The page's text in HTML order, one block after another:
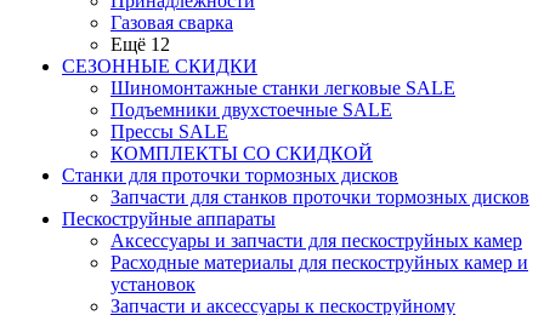
Газовая сварка
Ещё 12
СЕЗОННЫЕ СКИДКИ
Шиномонтажные станки легковые SALE
Подъемники двухстоечные SALE
Прессы SALE
КОМПЛЕКТЫ СО СКИДКОЙ
Станки для проточки тормозных дисков
Запчасти для станков проточки тормозных дисков
Пескоструйные аппараты
Аксессуары и запчасти для пескоструйных камер
Расходные материалы для пескоструйных камер и
установок
Запчасти и аксессуары к пескоструйному